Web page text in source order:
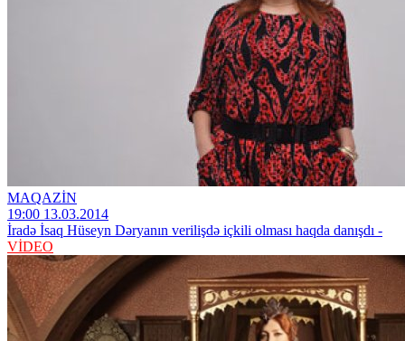
MAQAZİN
19:00 13.03.2014
İradə İsaq Hüseyn Dəryanın verilişdə içkili olması haqda danışdı -
VİDEO